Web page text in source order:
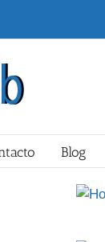
Blog